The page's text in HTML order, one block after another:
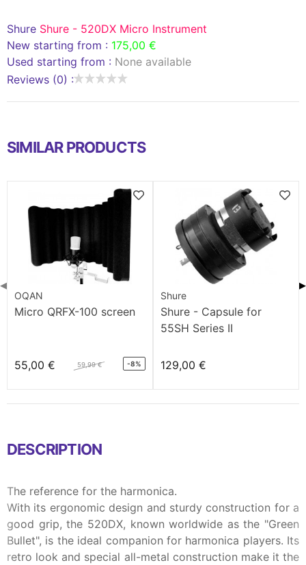
Shure Shure - 520DX Micro Instrument
New starting from : 175,00 €
Used starting from : None available
Reviews (0) :
SIMILAR PRODUCTS
OQAN
Micro QRFX-100 screen
55,00 € 59,99 € -8%
Shure
Shure - Capsule for
55SH Series II
129,00 €
◀ ▶
DESCRIPTION
The reference for the harmonica.
With its ergonomic design and sturdy construction for a
good grip, the 520DX, known worldwide as the "Green
Bullet", is the ideal companion for harmonica players. Its
retro look and special all-metal construction make it the